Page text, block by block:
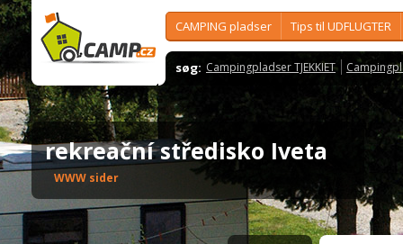
CAMPING pladser Tips til UDFLUGTER
søg: Campingpladser TJEKKIET
rekreační středisko Iveta
WWW sider